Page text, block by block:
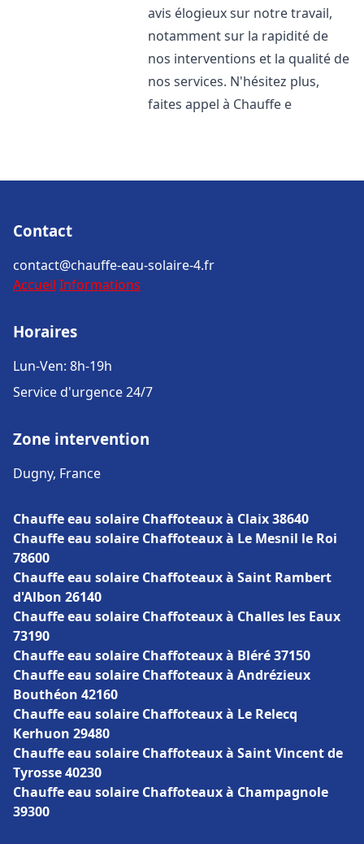
avis élogieux sur notre travail,
notamment sur la rapidité de
nos interventions et la qualité de
nos services. N'hésitez plus,
faites appel à Chauffe e
Contact
contact@chauffe-eau-solaire-4.fr
Accueil Informations
Horaires
Lun-Ven: 8h-19h
Service d'urgence 24/7
Zone intervention
Dugny, France
Chauffe eau solaire Chaffoteaux à Claix 38640
Chauffe eau solaire Chaffoteaux à Le Mesnil le Roi
78600
Chauffe eau solaire Chaffoteaux à Saint Rambert
d'Albon 26140
Chauffe eau solaire Chaffoteaux à Challes les Eaux
73190
Chauffe eau solaire Chaffoteaux à Bléré 37150
Chauffe eau solaire Chaffoteaux à Andrézieux
Bouthéon 42160
Chauffe eau solaire Chaffoteaux à Le Relecq
Kerhuon 29480
Chauffe eau solaire Chaffoteaux à Saint Vincent de
Tyrosse 40230
Chauffe eau solaire Chaffoteaux à Champagnole
39300